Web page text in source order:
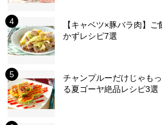
【キャベツ×豚バラ肉】
かずレシピ7選
チャンプルーだけじゃも
る夏ゴーヤ絶品レシピ3選